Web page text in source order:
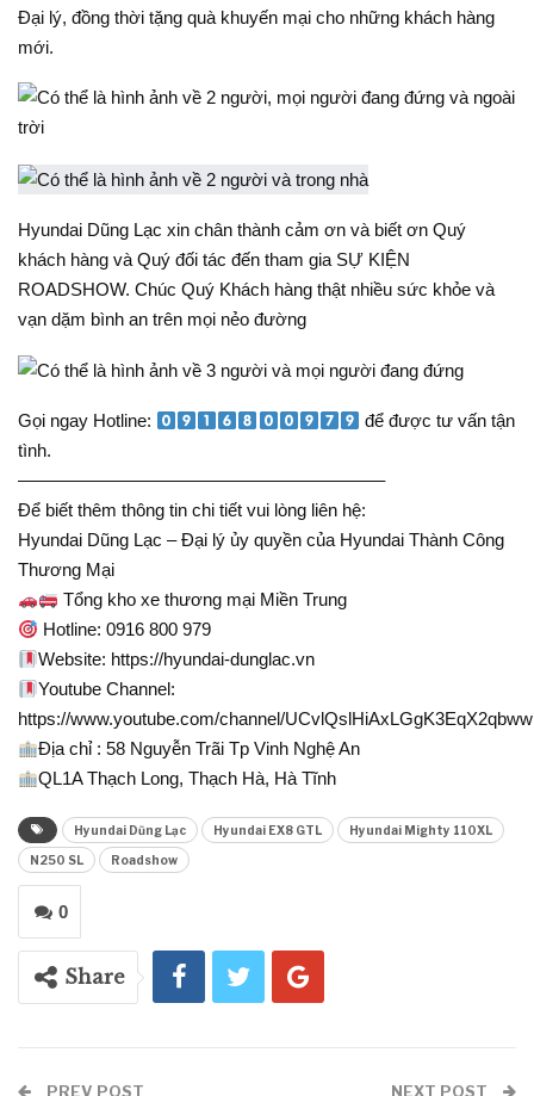
Đại lý, đồng thời tặng quà khuyến mại cho những khách hàng
mới.
Hyundai Dũng Lạc xin chân thành cảm ơn và biết ơn Quý
khách hàng và Quý đối tác đến tham gia SỰ KIỆN
ROADSHOW. Chúc Quý Khách hàng thật nhiều sức khỏe và
vạn dặm bình an trên mọi nẻo đường
Gọi ngay Hotline:
để được tư vấn tận
tình.
————————————————————–
Để biết thêm thông tin chi tiết vui lòng liên hệ:
Hyundai Dũng Lạc – Đại lý ủy quyền của Hyundai Thành Công
Thương Mại
Tổng kho xe thương mại Miền Trung
Hotline: 0916 800 979
Website: https://hyundai-dunglac.vn
Youtube Channel:
https://www.youtube.com/channel/UCvlQslHiAxLGgK3EqX2qbww
Địa chỉ : 58 Nguyễn Trãi Tp Vinh Nghệ An
QL1A Thạch Long, Thạch Hà, Hà Tĩnh
Hyundai Dũng Lạc Hyundai EX8 GTL Hyundai Mighty 110XL
N250 SL Roadshow
0
Share
PREV POST NEXT POST